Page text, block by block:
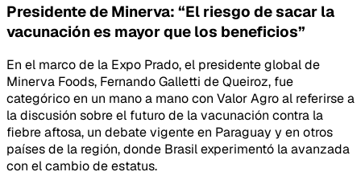
Presidente de Minerva: “El riesgo de sacar la
vacunación es mayor que los beneficios”
En el marco de la Expo Prado, el presidente global de
Minerva Foods, Fernando Galletti de Queiroz, fue
categórico en un mano a mano con Valor Agro al referirse a
la discusión sobre el futuro de la vacunación contra la
fiebre aftosa, un debate vigente en Paraguay y en otros
países de la región, donde Brasil experimentó la avanzada
con el cambio de estatus.